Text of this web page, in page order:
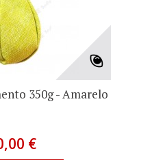
350g - Amarelo
€